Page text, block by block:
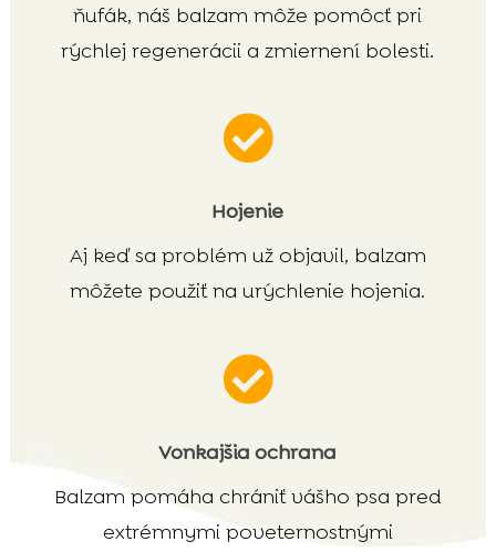
ňufák, náš balzam môže pomôcť pri
rýchlej regenerácii a zmiernení bolesti.

Hojenie
Aj keď sa problém už objavil, balzam
môžete použiť na urýchlenie hojenia.

Vonkajšia ochrana
Balzam pomáha chrániť vášho psa pred
extrémnymi poveternostnými